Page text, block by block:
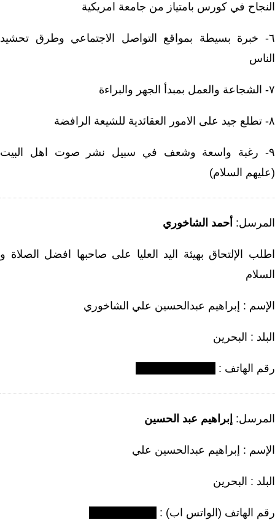
في كورس بامتياز من جامعة امريكية
٦- خبرة بسيطة بمواقع التواصل الاجتماعي وطرق تحشيد
الرافضة
٩- رغبة واسعة وشعف في سبيل نشر صوت اهل البيت
السلام)
أحمد الشاخوري
اﻹلتحاق بهيئة اليد العليا على صاحبها افضل الصلاة و
: إبراهيم عبدالحسين علي الشاخوري
: البحرين
الهاتف :
إبراهيم عبد الحسين
: إبراهيم عبدالحسين علي
: البحرين
الهاتف (الواتس اب) :